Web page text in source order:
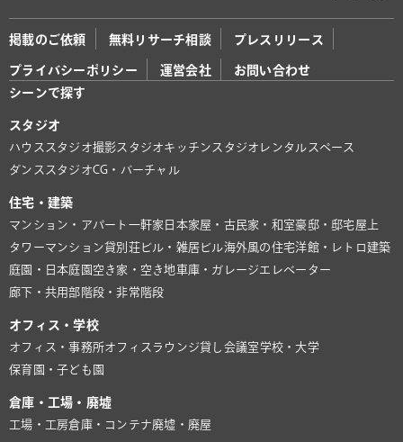
掲載のご依頼 無料リサーチ相談 プレスリリース
プライバシーポリシー 運営会社
お問い合わせ
シーンで探す
スタジオ
ハウススタジオ撮影スタジオキッチンスタジオ レンタルスペース
ダンススタジオCG・バーチャル
住宅・建築
マンション・アパート 一軒家 日本家屋・古民家・和室豪邸・邸宅屋上
タワーマンション貸別荘ビル・雑居ビル海外風の住宅洋館・レトロ建築
庭園・日本庭園 空き家・空き地 車庫・ガレージ エレベーター
廊下・共用部 階段・非常階段
オフィス・学校
オフィス・事務所オフィスラウンジ貸し会議室学校・大学
保育園・子ども園
倉庫・工場・廃墟
工場・工房倉庫・コンテナ廃墟・廃屋